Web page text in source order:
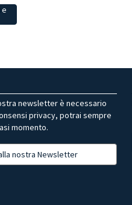
newsletter è necessario
privacy, potrai sempre
momento.
nostra Newsletter